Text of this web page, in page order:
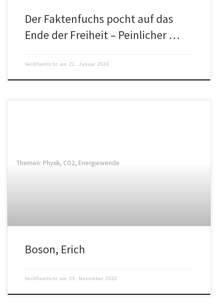
Der Faktenfuchs pocht auf das
Ende der Freiheit – Peinlicher …
Veröffentlicht am 22. Januar 2024
Themen: Physik, CO2, Energiewende
Boson, Erich
Veröffentlicht am 23. November 2022